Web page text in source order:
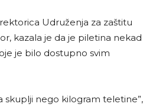
Udruženja za zaštitu
kazala je da je piletina nekad
je bilo dostupno svim
skuplji nego kilogram teletine”,